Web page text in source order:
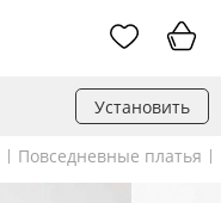
Установить
Повседневные платья